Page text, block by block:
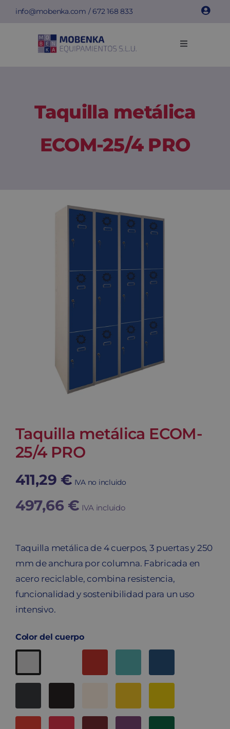
Saltar
contenido
info@mobenka.com /672 168 833
Toggle
Bancos
Instalaciones
Taquilla metálica
ECOM-25/4 PRO
Taquilla metálica ECOM-
25/4 PRO
411,29 € IVA no incluido
497,66 € IVA incluido
Taquilla metálica de 4 cuerpos, 3 puertas y 250
mm de anchura por columna. Fabricada en
acero reciclable, combina resistencia,
funcionalidad y sostenibilidad para un uso
intensivo.
Color del cuerpo